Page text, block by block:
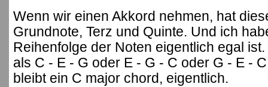
Wenn wir einen Akkord nehmen, hat
Grundnote, Terz und Quinte. Und ich
Reihenfolge der Noten eigentlich egal
als C - E - G oder E - G - C oder G - E -
bleibt ein C major chord, eigentlich.